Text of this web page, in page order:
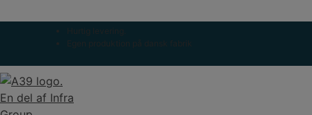
til
Hurtig levering.
Egen produktion på dansk fabrik